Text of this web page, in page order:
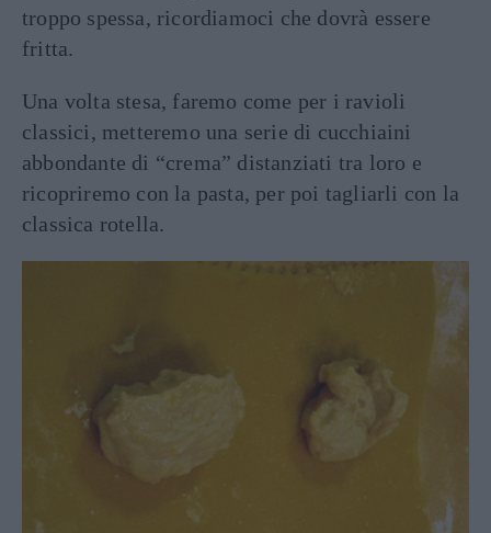
troppo spessa, ricordiamoci che dovrà essere
fritta.
Una volta stesa, faremo come per i ravioli
classici, metteremo una serie di cucchiaini
abbondante di “crema” distanziati tra loro e
ricopriremo con la pasta, per poi tagliarli con la
classica rotella.